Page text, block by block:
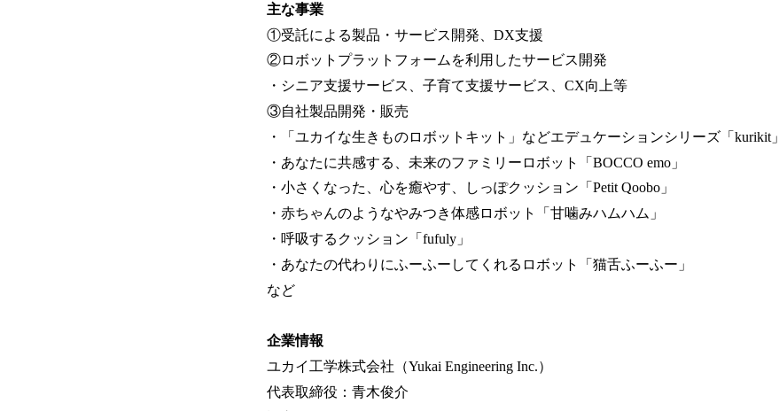
主な事業
①受託による製品・サービス開発、DX支援
②ロボットプラットフォームを利用したサービス開発
・シニア支援サービス、子育て支援サービス、CX向上等
③自社製品開発・販売
・「ユカイな生きものロボットキット」などエデュケーションシリーズ「kurikit」
・あなたに共感する、未来のファミリーロボット「BOCCO emo」
・小さくなった、心を癒やす、しっぽクッション「Petit Qoobo」
・赤ちゃんのようなやみつき体感ロボット「甘噛みハムハム」
・呼吸するクッション「fufuly」
・あなたの代わりにふーふーしてくれるロボット「猫舌ふーふー」
など
企業情報
ユカイ工学株式会社（Yukai Engineering Inc.）
代表取締役：青木俊介